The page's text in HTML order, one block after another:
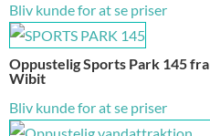
Bliv kunde for at se priser
Oppustelig Sports Park 145 fra
Wibit
Bliv kunde for at se priser